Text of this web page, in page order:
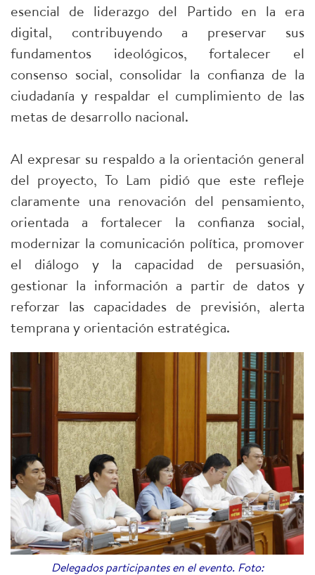
esencial de liderazgo del Partido en la era
digital, contribuyendo a preservar sus
fundamentos ideológicos, fortalecer el
consenso social, consolidar la confianza de la
ciudadanía y respaldar el cumplimiento de las
metas de desarrollo nacional.
Al expresar su respaldo a la orientación general
del proyecto, To Lam pidió que este refleje
claramente una renovación del pensamiento,
orientada a fortalecer la confianza social,
modernizar la comunicación política, promover
el diálogo y la capacidad de persuasión,
gestionar la información a partir de datos y
reforzar las capacidades de previsión, alerta
temprana y orientación estratégica.
Delegados participantes en el evento. Foto: